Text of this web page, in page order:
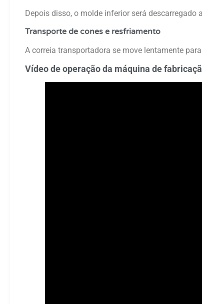
Depois disso, o molde inferior será
Transporte de cones e resfriamento
A correia transportadora se move lentamente
Vídeo de operação da máquina de